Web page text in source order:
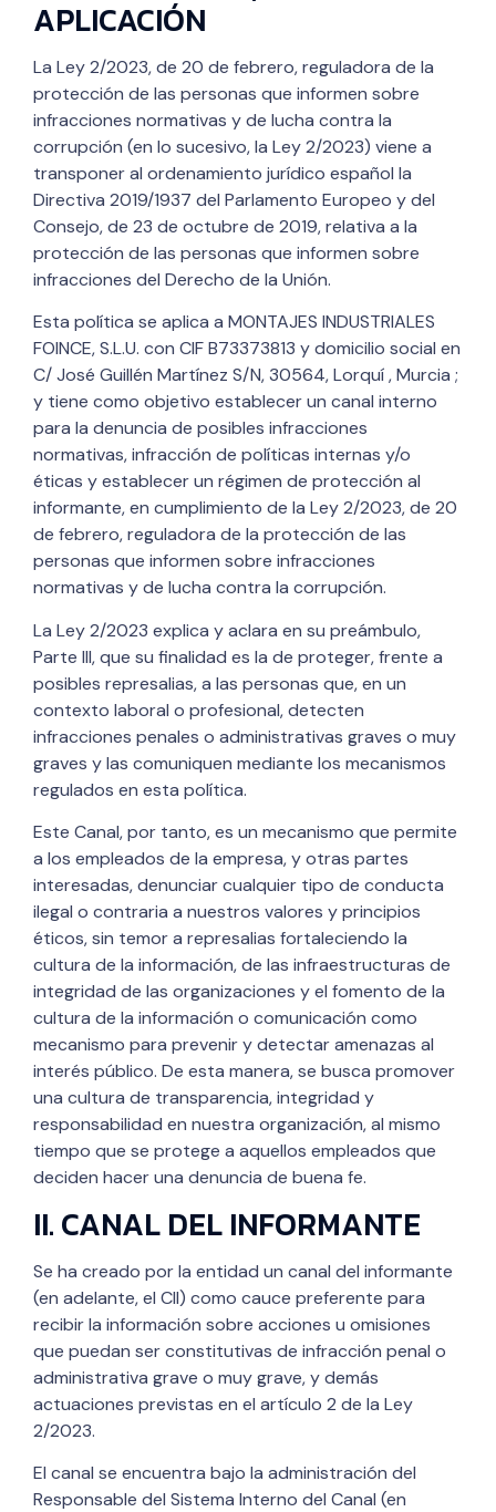
APLICACIÓN
La Ley 2/2023, de 20 de febrero, reguladora de la
protección de las personas que informen sobre
infracciones normativas y de lucha contra la
corrupción (en lo sucesivo, la Ley 2/2023) viene a
transponer al ordenamiento jurídico español la
Directiva 2019/1937 del Parlamento Europeo y del
Consejo, de 23 de octubre de 2019, relativa a la
protección de las personas que informen sobre
infracciones del Derecho de la Unión.
Esta política se aplica a MONTAJES INDUSTRIALES
FOINCE, S.L.U. con CIF B73373813 y domicilio social en
C/ José Guillén Martínez S/N, 30564, Lorquí , Murcia ;
y tiene como objetivo establecer un canal interno
para la denuncia de posibles infracciones
normativas, infracción de políticas internas y/o
éticas y establecer un régimen de protección al
informante, en cumplimiento de la Ley 2/2023, de 20
de febrero, reguladora de la protección de las
personas que informen sobre infracciones
normativas y de lucha contra la corrupción.
La Ley 2/2023 explica y aclara en su preámbulo,
Parte III, que su finalidad es la de proteger, frente a
posibles represalias, a las personas que, en un
contexto laboral o profesional, detecten
infracciones penales o administrativas graves o muy
graves y las comuniquen mediante los mecanismos
regulados en esta política.
Este Canal, por tanto, es un mecanismo que permite
a los empleados de la empresa, y otras partes
interesadas, denunciar cualquier tipo de conducta
ilegal o contraria a nuestros valores y principios
éticos, sin temor a represalias fortaleciendo la
cultura de la información, de las infraestructuras de
integridad de las organizaciones y el fomento de la
cultura de la información o comunicación como
mecanismo para prevenir y detectar amenazas al
interés público. De esta manera, se busca promover
una cultura de transparencia, integridad y
responsabilidad en nuestra organización, al mismo
tiempo que se protege a aquellos empleados que
deciden hacer una denuncia de buena fe.
II. CANAL DEL INFORMANTE
Se ha creado por la entidad un canal del informante
(en adelante, el CII) como cauce preferente para
recibir la información sobre acciones u omisiones
que puedan ser constitutivas de infracción penal o
administrativa grave o muy grave, y demás
actuaciones previstas en el artículo 2 de la Ley
2/2023.
El canal se encuentra bajo la administración del
Responsable del Sistema Interno del Canal (en